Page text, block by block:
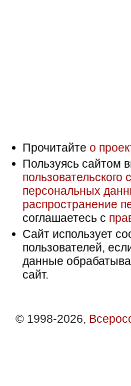
Прочитайте о
Пользуясь сайтом
пользовательского
персональных
распространение
соглашаетесь с
Сайт использует
пользователей,
данные
сайт.
© 1998-2026,